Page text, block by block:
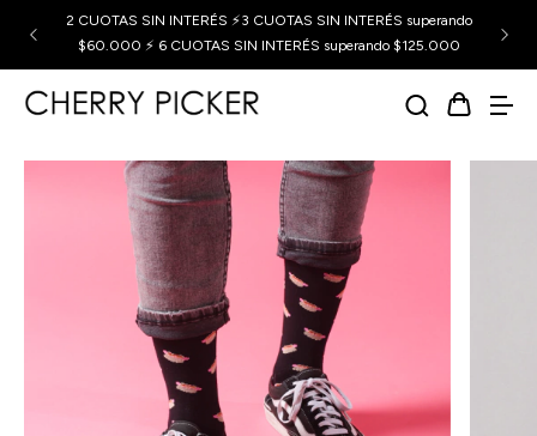
2 CUOTAS SIN INTERÉS ⚡3 CUOTAS SIN INTERÉS superando
$60.000 ⚡ 6 CUOTAS SIN INTERÉS superando $125.000